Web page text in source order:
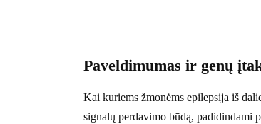
Paveldimumas ir genų
Kai kuriems žmonėms epilepsija iš
signalų perdavimo būdą, padidindami